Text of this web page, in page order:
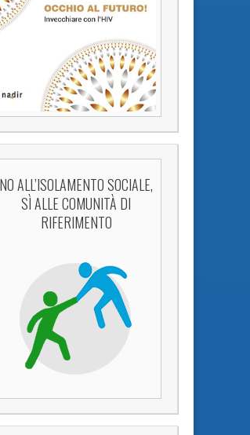
NO ALL’ISOLAMENTO SOCIALE,
SÌ ALLE COMUNITÀ DI
RIFERIMENTO